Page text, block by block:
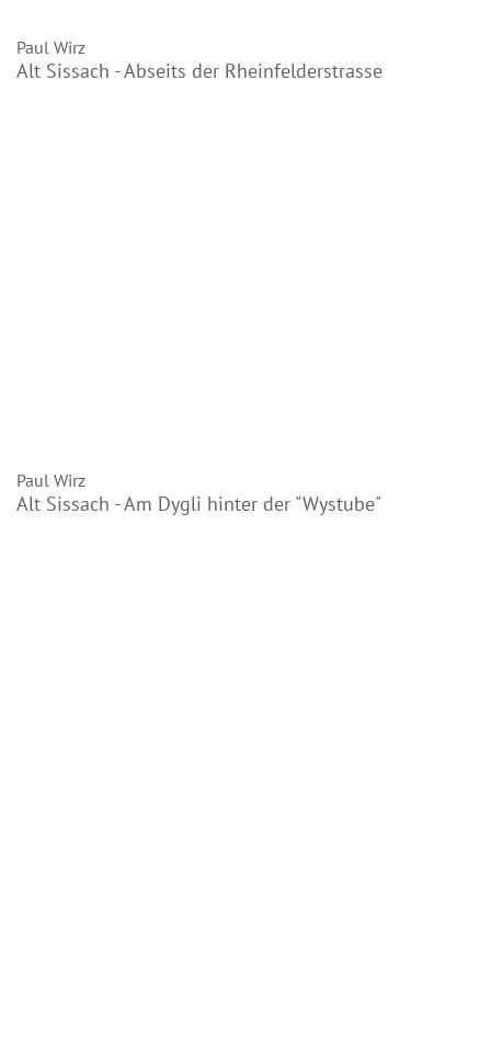
Paul Wirz
Alt Sissach - Abseits der Rheinfelderstrasse
Paul Wirz
Alt Sissach - Am Dygli hinter der "Wystube"